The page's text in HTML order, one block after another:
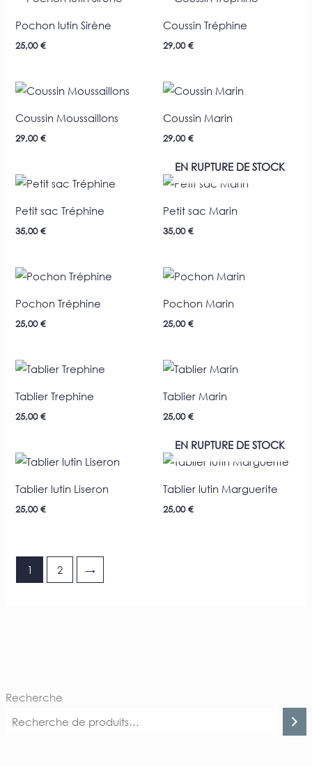
Recherche
Pochon lutin Sirène
25,00€
Coussin Tréphine
29,00€
Coussin Moussaillons
29,00€
Coussin Marin
29,00€
Petit sac Tréphine
35,00€
EN RUPTURE DE STOCK
Petit sac Marin
35,00€
Pochon Tréphine
25,00€
Pochon Marin
25,00€
Tablier Trephine
25,00€
Tablier Marin
25,00€
Tablier lutin Liseron
25,00€
EN RUPTURE DE STOCK
Tablier lutin Marguerite
25,00€
1 2 →